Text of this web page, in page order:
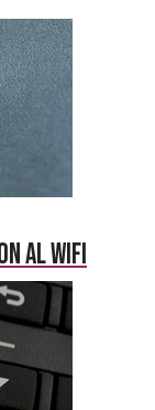
echarte una mano
sea el modelo o
al wifi